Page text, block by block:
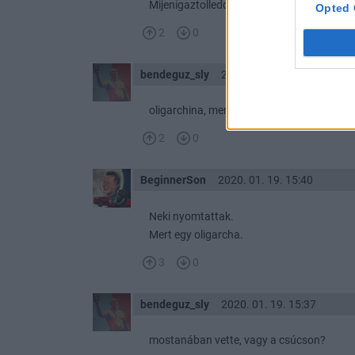
Opted
Mijenigaztolledd.
2 0
bendeguz_sly 2020. 01. 19. 15:40
oligarchina, mert néni
2 0
BeginnerSon 2020. 01. 19. 15:40
Neki nyomtattak.
Mert egy oligarcha.
3 0
bendeguz_sly 2020. 01. 19. 15:37
mostanában vette, vagy a csúcson?